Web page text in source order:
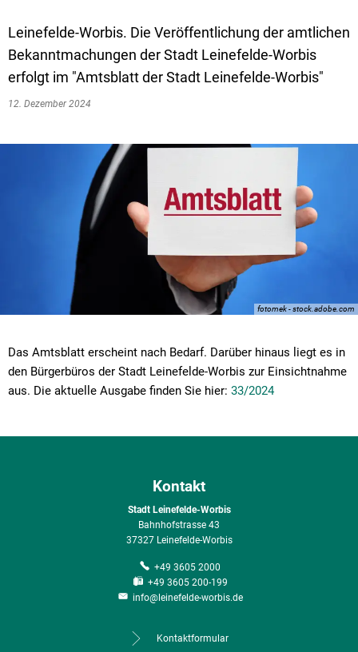
Leinefelde-Worbis. Die Veröffentlichung der amtlichen
Bekanntmachungen der Stadt Leinefelde-Worbis
erfolgt im "Amtsblatt der Stadt Leinefelde-Worbis"
12. Dezember 2024
fotomek - stock.adobe.com
Das Amtsblatt erscheint nach Bedarf. Darüber hinaus liegt es in
den Bürgerbüros der Stadt Leinefelde-Worbis zur Einsichtnahme
aus. Die aktuelle Ausgabe finden Sie hier: 33/2024
Kontakt
Stadt Leinefelde-Worbis
Bahnhofstrasse 43
37327 Leinefelde-Worbis
+49 3605 2000
+49 3605 200-199
info@leinefelde-worbis.de
Kontaktformular